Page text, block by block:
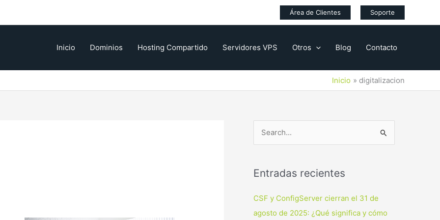
Área de Clientes Soporte
Inicio Dominios Hosting Compartido Servidores VPS Otros Blog Contacto
Inicio digitalizacion
c
a
Entradas recientes
CSF y ConfigServer cierran el 31 de
agosto de 2025: ¿Qué significa y cómo